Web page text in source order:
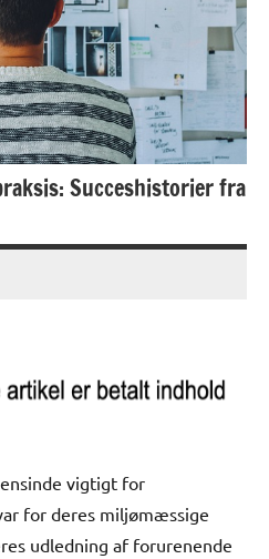
Succeshistorier fra
vigtigt for
for deres miljømæssige
udledning af forurenende